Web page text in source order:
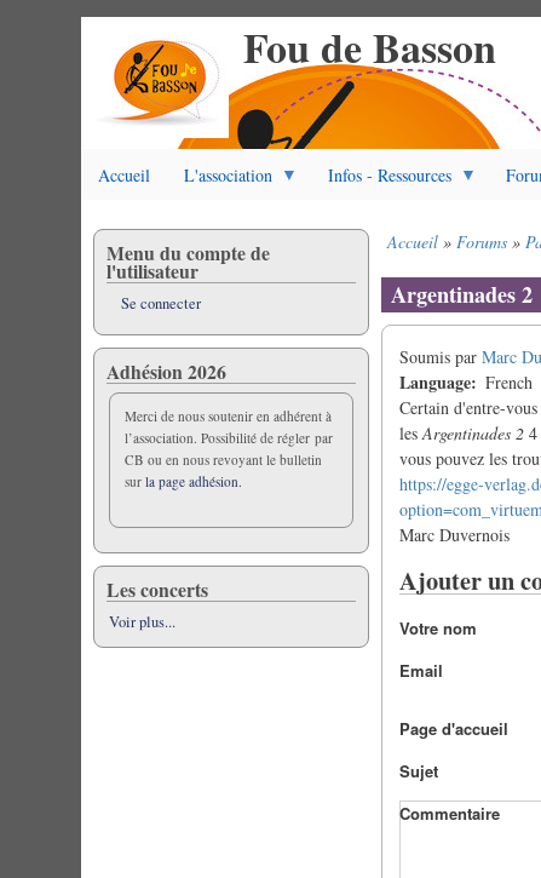
Fou de Basson
Accueil L'association Infos - Ressources
d'Ariane
Accueil Forums
Argentinades 2
Soumis parMarc
Language
French
Certain d'entre-
lesArgentinades 2
vous pouvez les
https://egge-
Marc Duvernois
Ajouter un
Votre nom
Email
Page d'accueil
Sujet
Commentaire
Menu du compte de
l'utilisateur
Se connecter
Adhésion 2026
Merci de nous soutenir en adhérent à
l’association. Possibilité de régler par
CB ou en nous revoyant le bulletin
surla page adhésion.
Les concerts
Voir plus...